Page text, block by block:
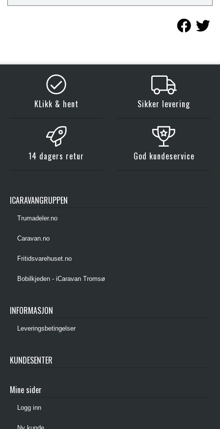
KLikk & hent Sikker levering
14 dagers retur God kundeservice
ICARAVANGRUPPEN
Trumadeler.no
Caravan.no
Fritidsvarehuset.no
Bobilkjeden - iCaravan Tromsø
INFORMASJON
Leveringsbetingelser
KUNDESENTER
Mine sider
Logg inn
Ny kunde